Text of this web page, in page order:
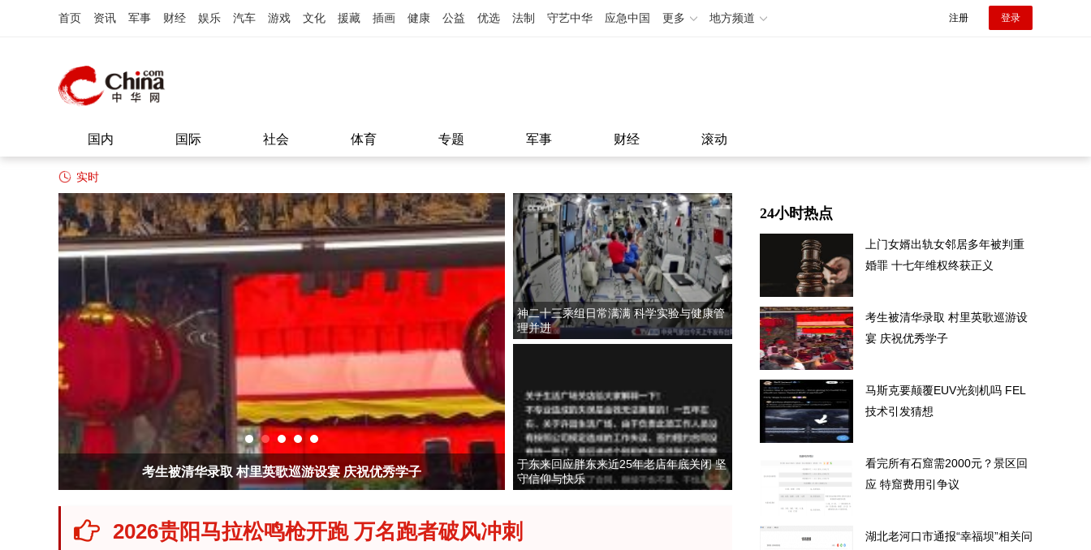
首页 资讯 军事 财经 娱乐 汽车 游戏 文化 援藏 插画 健康 公益 优选 法制 守艺中华 应急中国 更多 地方频道 注册 登录
国内 国际 社会 体育 专题 军事 财经 滚动
实时
考生被清华录取 村里英歌巡游设宴 庆祝优秀学子 马斯克要颠覆EUV光刻机吗 FEL技术引发猜想
神二十三乘组日常满满 科学实验与健康管
理并进
于东来回应胖东来近25年老店年底关闭 坚
守信仰与快乐
2026贵阳马拉松鸣枪开跑 万名跑者破风冲刺
24小时热点
上门女婿出轨女邻居多年被判重
婚罪 十七年维权终获正义
考生被清华录取 村里英歌巡游设
宴 庆祝优秀学子
马斯克要颠覆EUV光刻机吗 FEL
技术引发猜想
看完所有石窟需2000元？景区回
应 特窟费用引争议
湖北老河口市通报“幸福坝”相关问